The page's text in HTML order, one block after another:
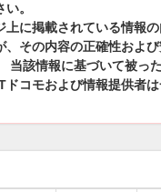
。
上に掲載されている情報
、その内容の正確性およ
当該情報に基づいて被っ
ドコモおよび情報提供者